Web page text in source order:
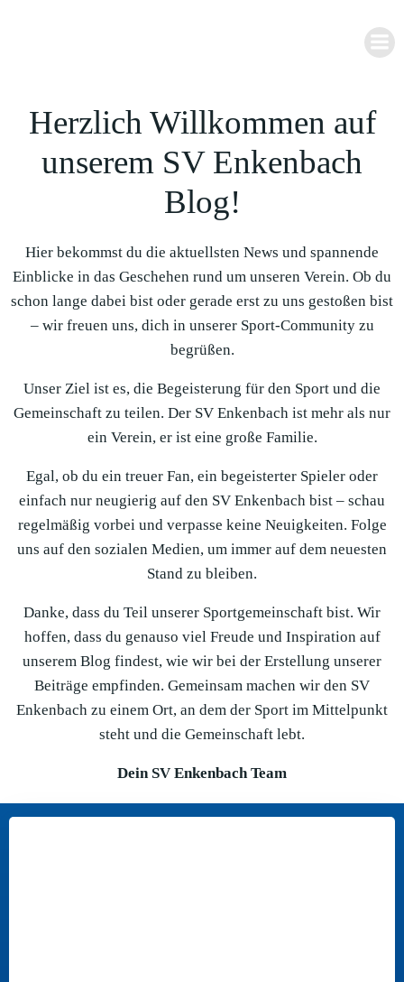
Herzlich Willkommen auf
unserem SV Enkenbach
Blog!
Hier bekommst du die aktuellsten News und spannende
Einblicke in das Geschehen rund um unseren Verein. Ob du
schon lange dabei bist oder gerade erst zu uns gestoßen bist
– wir freuen uns, dich in unserer Sport-Community zu
begrüßen.
Unser Ziel ist es, die Begeisterung für den Sport und die
Gemeinschaft zu teilen. Der SV Enkenbach ist mehr als nur
ein Verein, er ist eine große Familie.
Egal, ob du ein treuer Fan, ein begeisterter Spieler oder
einfach nur neugierig auf den SV Enkenbach bist – schau
regelmäßig vorbei und verpasse keine Neuigkeiten. Folge
uns auf den sozialen Medien, um immer auf dem neuesten
Stand zu bleiben.
Danke, dass du Teil unserer Sportgemeinschaft bist. Wir
hoffen, dass du genauso viel Freude und Inspiration auf
unserem Blog findest, wie wir bei der Erstellung unserer
Beiträge empfinden. Gemeinsam machen wir den SV
Enkenbach zu einem Ort, an dem der Sport im Mittelpunkt
steht und die Gemeinschaft lebt.
Dein SV Enkenbach Team